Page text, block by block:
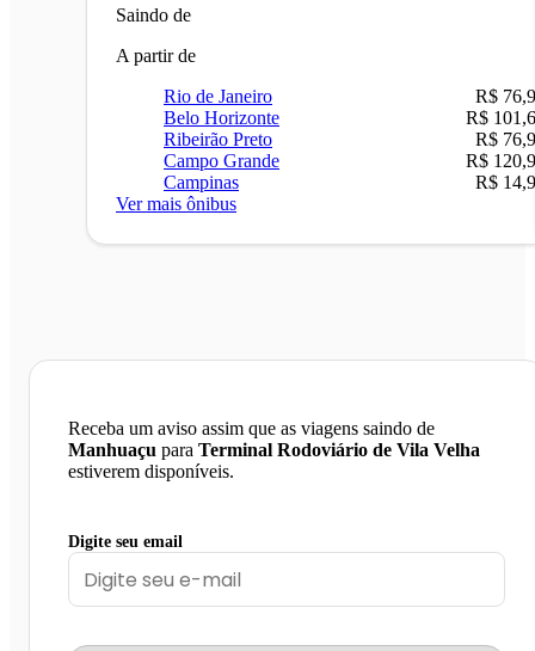
Saindo de
A partir de
Rio de Janeiro
R$
Belo Horizonte
R$
Ribeirão Preto
R$
Campo Grande
R$
Campinas
R$
Ver mais ônibus
Receba um aviso assim que as viagens saindo de
Manhuaçu para Terminal Rodoviário de Vila Velha
estiverem disponíveis.
Digite seu email